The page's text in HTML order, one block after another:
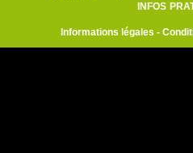
INFOS
Informations légales -